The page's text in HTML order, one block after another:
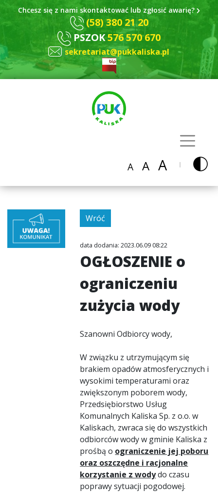
Chcesz się z nami skontaktować lub zgłosić awarię?
(58) 380 21 20
PSZOK576 570 670
sekretariat@pukkaliska.pl
A A A
Wróć
data dodania: 2023.06.09 08:22
OGŁOSZENIE o
ograniczeniu
zużycia wody
Szanowni Odbiorcy wody,
W związku z utrzymującym się
brakiem opadów atmosferycznych i
wysokimi temperaturami oraz
zwiększonym poborem wody,
Przedsiębiorstwo Usług
Komunalnych Kaliska Sp. z o.o. w
Kaliskach, zwraca się do wszystkich
odbiorców wody w gminie Kaliska z
prośbą o ograniczenie jej poboru
oraz oszczędne i racjonalne
korzystanie z wodydo czasu
poprawy sytuacji pogodowej.